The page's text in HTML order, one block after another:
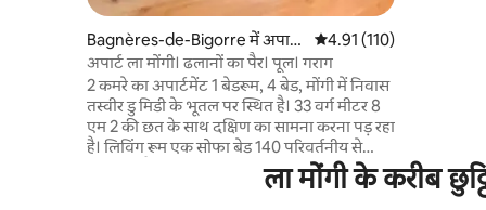
Bagnères-de-Bigorre में अपार्ट
मेंट
औसत रेटिंग 5 में से 4.91, 110
4.91 (110)
अपार्ट ला मोंगी। ढलानों का पैर। पूल। गराग
2 कमरे का अपार्टमेंट 1 बेडरूम, 4 बेड, मोंगी में निवास
तस्वीर डु मिडी के भूतल पर स्थित है। 33 वर्ग मीटर 8
एम 2 की छत के साथ दक्षिण का सामना करना पड़ रहा
है। लिविंग रूम एक सोफा बेड 140 परिवर्तनीय से
सुसज्जित है। 2 बेड 140/200 मेज़ानाइन वाला
बेडरूम। प्लेट, ओवन, केतली, डिश टोस्टर, कॉफ़ी
ला मोंगी के करीब